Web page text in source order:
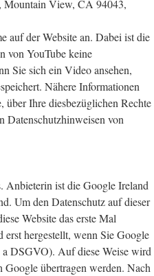
Mountain View, CA 94043,
auf der Website an. Dabei ist die
von YouTube keine
Sie sich ein Video ansehen,
Nähere Informationen
Ihre diesbezüglichen Rechte
Datenschutzhinweisen von
Anbieterin ist die Google Ireland
Um den Datenschutz auf dieser
Website das erste Mal
hergestellt, wenn Sie Google
DSGVO). Auf diese Weise wird
Google übertragen werden. Nach